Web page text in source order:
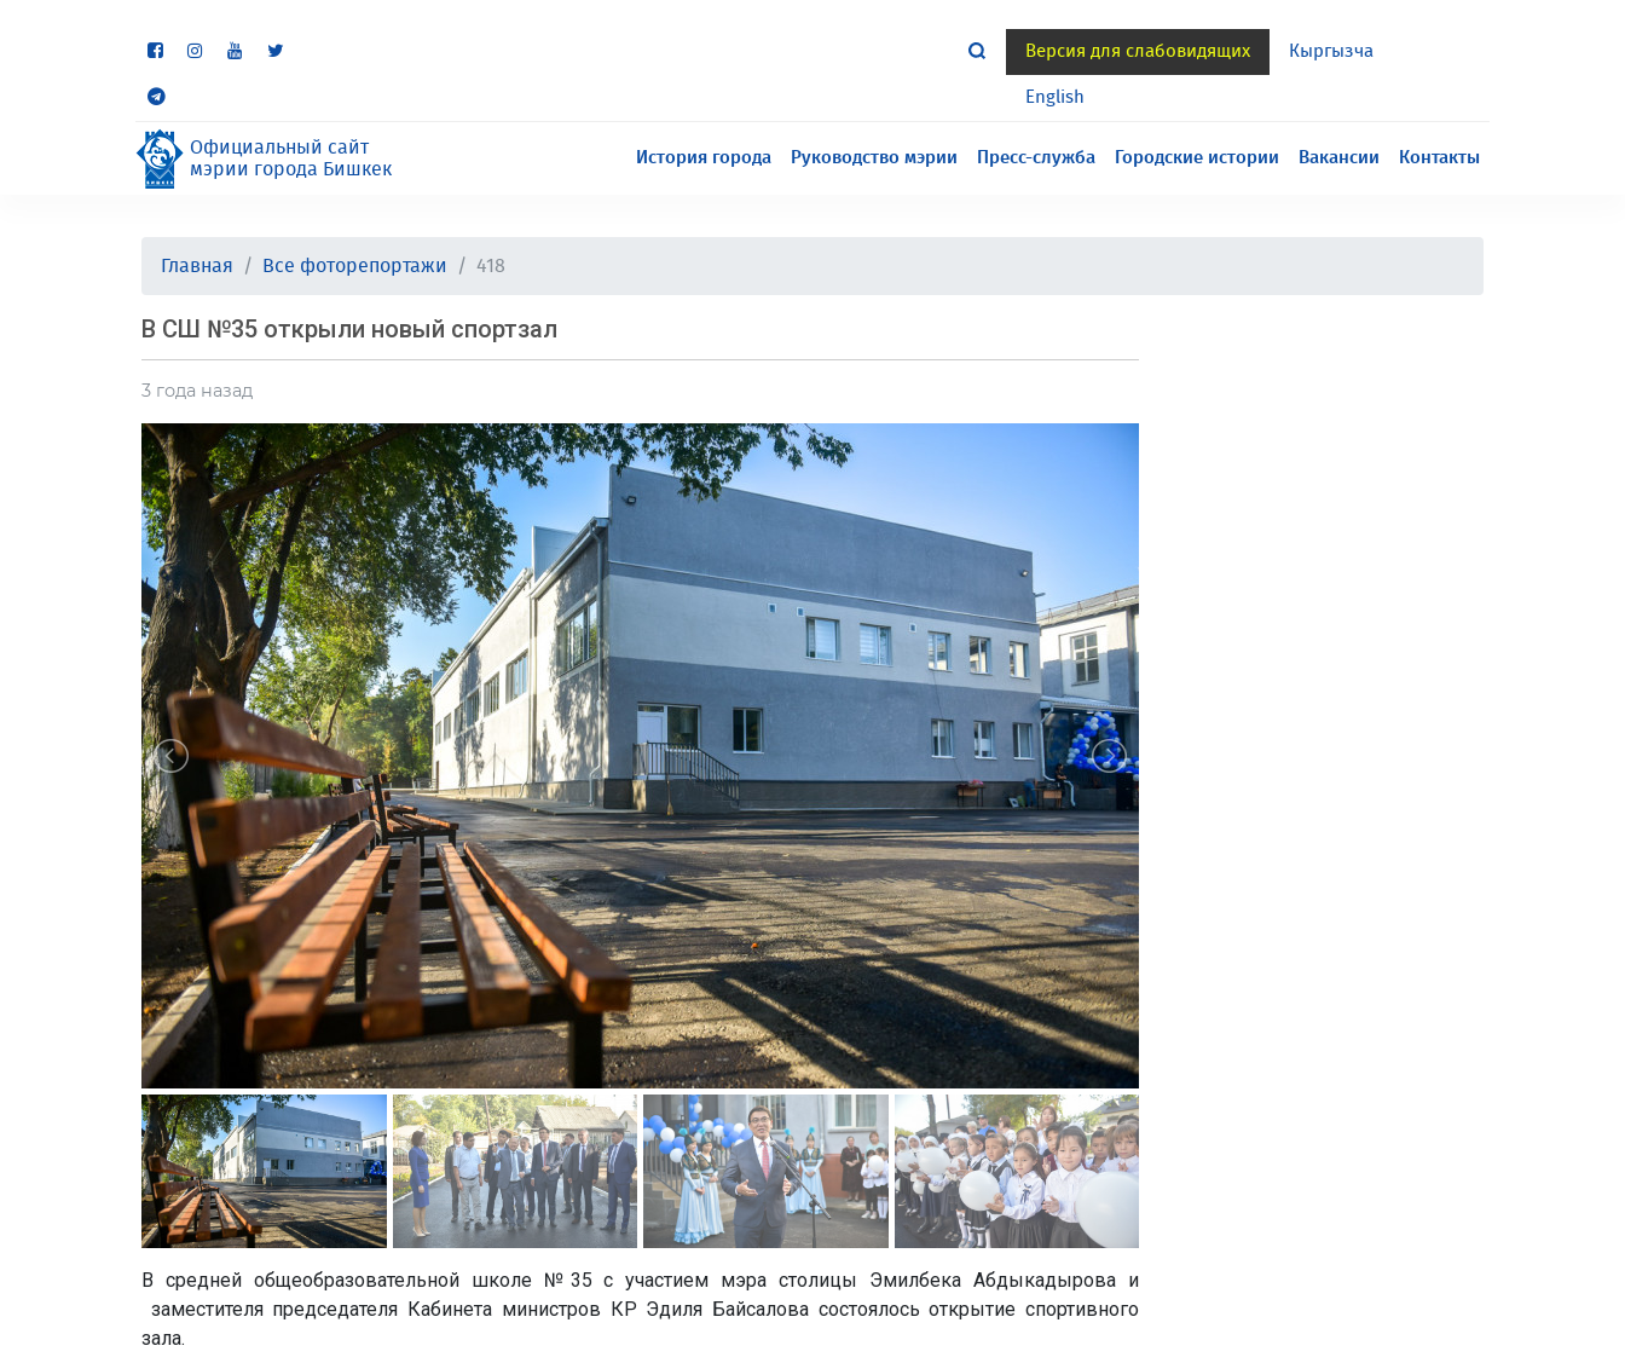
Версия для слабовидящих Кыргызча
English
Официальный сайт
мэрии города Бишкек
История города Руководство мэрии Пресс-служба Городские истории Вакансии Контакты
Главная Все фоторепортажи 418
В СШ №35 открыли новый спортзал
3 года назад
В средней общеобразовательной школе №35 с участием мэра столицы Эмилбека Абдыкадырова и
заместителя председателя Кабинета министров КР Эдиля Байсалова состоялось открытие спортивного
зала.